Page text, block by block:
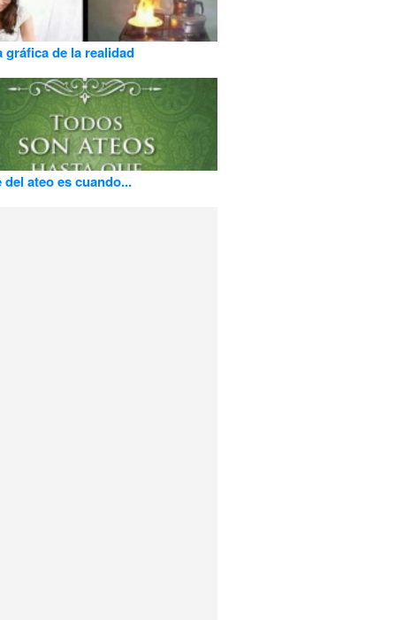
gráfica de la realidad
del ateo es cuando...